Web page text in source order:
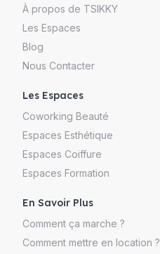
À propos de TSIKKY
Les Espaces
Blog
Nous Contacter
Les Espaces
Coworking Beauté
Espaces Esthétique
Espaces Coiffure
Espaces Formation
En Savoir Plus
Comment ça marche ?
Comment mettre en location ?